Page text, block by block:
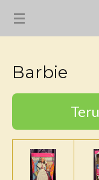
Ga
de
hoofdinhoud
Barbie